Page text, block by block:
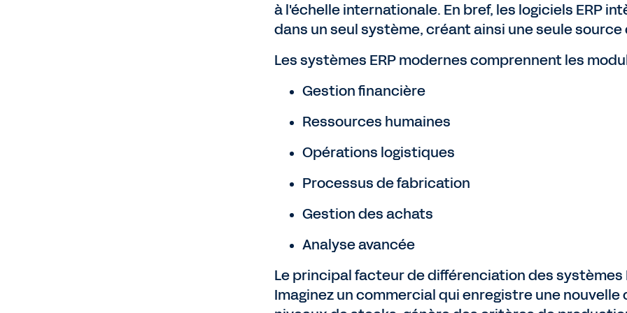
à l'échelle internationale. En bref, les logiciels ERP
dans un seul système, créant ainsi une seule
Les systèmes ERP modernes comprennent les
Gestion financière
Ressources humaines
Opérations logistiques
Processus de fabrication
Gestion des achats
Analyse avancée
Le principal facteur de différenciation des systèmes
Imaginez un commercial qui enregistre une